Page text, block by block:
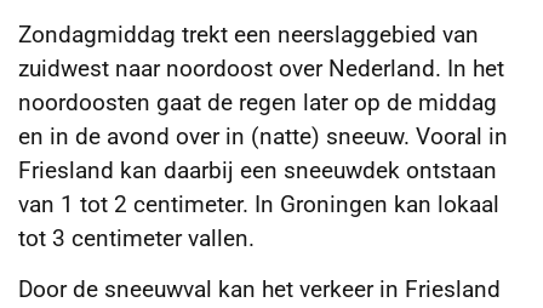
Zondagmiddag trekt een neerslaggebied van
zuidwest naar noordoost over Nederland. In het
noordoosten gaat de regen later op de middag
en in de avond over in (natte) sneeuw. Vooral in
Friesland kan daarbij een sneeuwdek ontstaan
van 1 tot 2 centimeter. In Groningen kan lokaal
tot 3 centimeter vallen.
Door de sneeuwval kan het verkeer in Friesland